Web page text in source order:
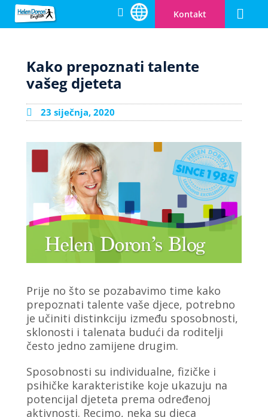
Kontakt
Kako prepoznati talente
vašeg djeteta
23 siječnja, 2020
Prije no što se pozabavimo time kako
prepoznati talente vaše djece, potrebno
je učiniti distinkciju između sposobnosti,
sklonosti i talenata budući da roditelji
često jedno zamijene drugim.
Sposobnosti su individualne, fizičke i
psihičke karakteristike koje ukazuju na
potencijal djeteta prema određenoj
aktivnosti. Recimo, neka su djeca